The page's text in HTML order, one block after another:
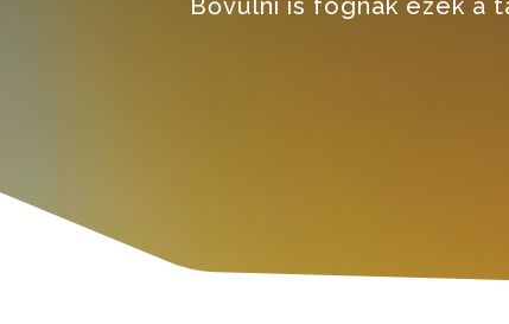
Bővülni is fognak ezek a